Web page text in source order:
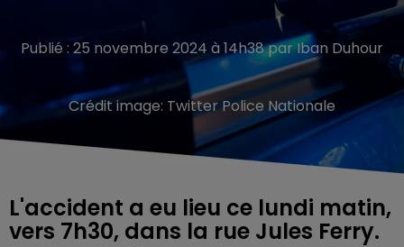
Publié : 25 novembre 2024 à 14h38 par Iban Duhour
Crédit image: Twitter Police Nationale
L'accident a eu lieu ce lundi matin,
vers 7h30, dans la rue Jules Ferry.